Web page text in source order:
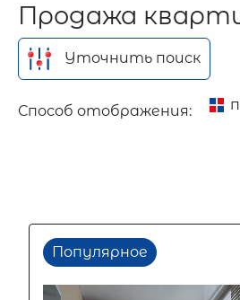
Продажа
Уточнить поиск
Способ отображения:
Популярное